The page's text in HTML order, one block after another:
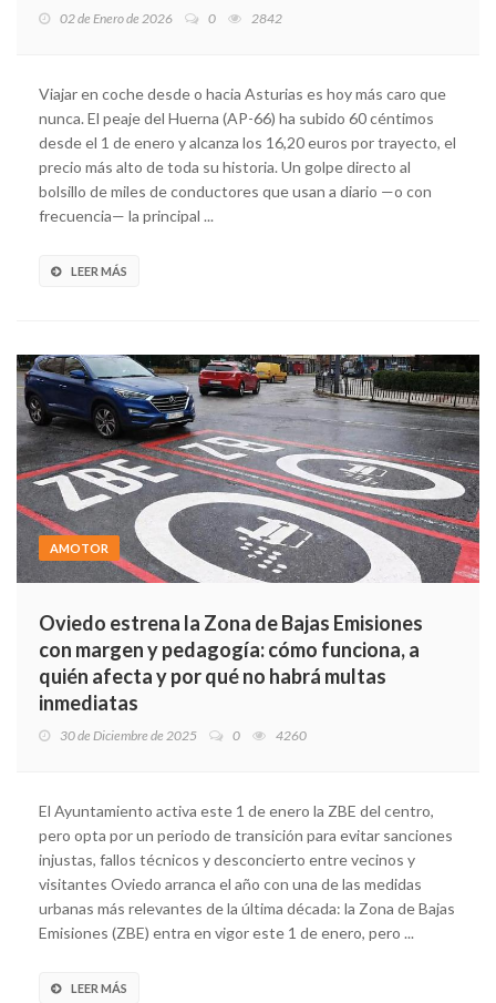
02 de Enero de 2026 0 2842
Viajar en coche desde o hacia Asturias es hoy más caro que
nunca. El peaje del Huerna (AP-66) ha subido 60 céntimos
desde el 1 de enero y alcanza los 16,20 euros por trayecto, el
precio más alto de toda su historia. Un golpe directo al
bolsillo de miles de conductores que usan a diario —o con
frecuencia— la principal ...
LEER MÁS
AMOTOR
Oviedo estrena la Zona de Bajas Emisiones
con margen y pedagogía: cómo funciona, a
quién afecta y por qué no habrá multas
inmediatas
30 de Diciembre de 2025 0 4260
El Ayuntamiento activa este 1 de enero la ZBE del centro,
pero opta por un periodo de transición para evitar sanciones
injustas, fallos técnicos y desconcierto entre vecinos y
visitantes Oviedo arranca el año con una de las medidas
urbanas más relevantes de la última década: la Zona de Bajas
Emisiones (ZBE) entra en vigor este 1 de enero, pero ...
LEER MÁS